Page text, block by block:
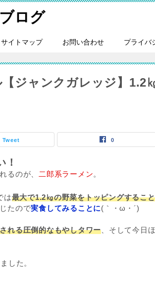
ログ
サイトマップ お問い合わせ プライバ
ジャンクガレッジ】1.2
Tweet 0
！
るのが、 二郎系ラーメン。
は最大で1.2㎏の野菜をトッピングするこ
たので実食してみることに(｀・ω・´)
れる圧倒的なもやしタワー 、そして今日
した。